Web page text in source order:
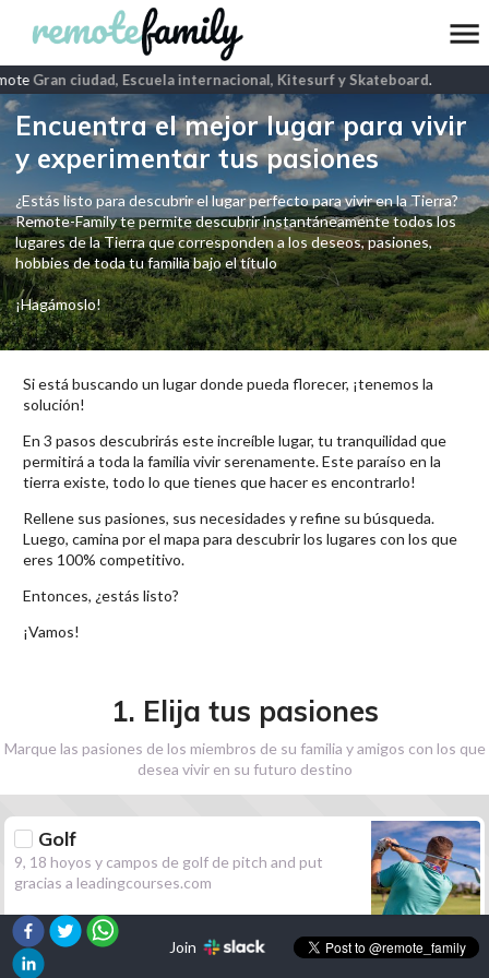
Gran ciudad, Escuela internacional, Kitesurf y Skateboard.
Encuentra el mejor lugar para vivir
y experimentar tus pasiones
¿Estás listo para descubrir el lugar perfecto para vivir en la Tierra?
Remote-Family te permite descubrir instantáneamente todos los
lugares de la Tierra que corresponden a los deseos, pasiones,
hobbies de toda tu familia bajo el título
¡Hagámoslo!
Si está buscando un lugar donde pueda florecer, ¡tenemos la
solución!
En 3 pasos descubrirás este increíble lugar, tu tranquilidad que
permitirá a toda la familia vivir serenamente. Este paraíso en la
tierra existe, todo lo que tienes que hacer es encontrarlo!
Rellene sus pasiones, sus necesidades y refine su búsqueda.
Luego, camina por el mapa para descubrir los lugares con los que
eres 100% competitivo.
Entonces, ¿estás listo?
¡Vamos!
1. Elija tus pasiones
Marque las pasiones de los miembros de su familia y amigos con los que
desea vivir en su futuro destino
Golf
9, 18 hoyos y campos de golf de pitch and put
gracias a leadingcourses.com
Senderismo
Join